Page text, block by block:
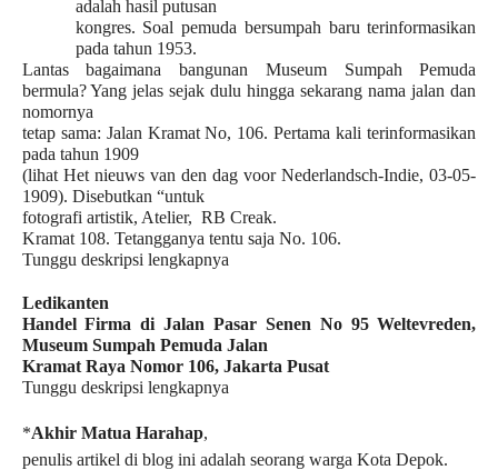
adalah hasil putusan
kongres. Soal pemuda bersumpah baru terinformasikan
pada tahun 1953.
Lantas bagaimana bangunan Museum Sumpah Pemuda
bermula? Yang jelas sejak dulu hingga sekarang nama jalan dan
nomornya
tetap sama: Jalan Kramat No, 106. Pertama kali terinformasikan
pada tahun 1909
(lihat Het nieuws van den dag voor Nederlandsch-Indie, 03-05-
1909). Disebutkan “untuk
fotografi artistik, Atelier, RB Creak.
Kramat 108. Tetangganya tentu saja No. 106.
Tunggu deskripsi lengkapnya
Ledikanten
Handel Firma di Jalan Pasar Senen No 95 Weltevreden,
Museum Sumpah Pemuda Jalan
Kramat Raya Nomor 106, Jakarta Pusat
Tunggu deskripsi lengkapnya
*Akhir Matua Harahap,
penulis artikel di blog ini adalah seorang warga Kota Depok.